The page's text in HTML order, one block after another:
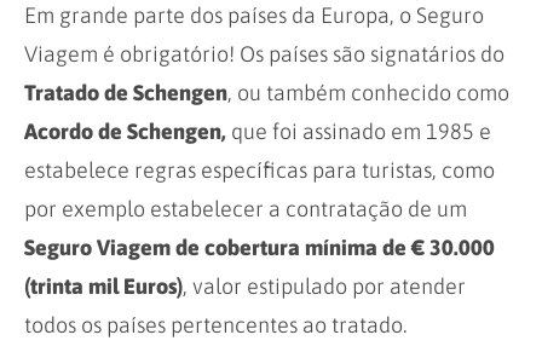
Em grande parte dos países da Europa, o Seguro
Viagem é obrigatório! Os países são signatários do
Tratado de Schengen, ou também conhecido como
Acordo de Schengen, que foi assinado em 1985 e
estabelece regras específicas para turistas, como
por exemplo estabelecer a contratação de um
Seguro Viagem de cobertura mínima de € 30.000
(trinta mil Euros), valor estipulado por atender
todos os países pertencentes ao tratado.